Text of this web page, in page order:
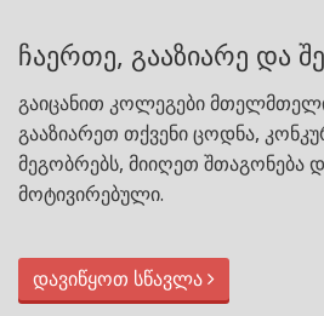
ჩაერთე, გააზიარე და
გაიცანით კოლეგები
გააზიარეთ თქვენი ცოდნა,
მეგობრებს, მიიღეთ შთაგონება
მოტივირებული.
დავიწყოთ სწავლა